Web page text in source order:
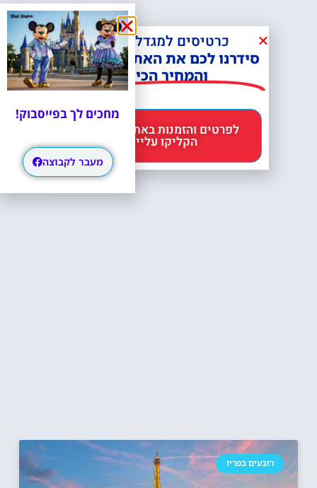
רובעים בפריז
כרטיסים למגדל אייפל?
סידרנו לכם את האתר הכי אמין -
והמחיר הכי זול!
הקליקו עליי 😊
מחכים לך בפייסבוק!
מעבר לקבוצה